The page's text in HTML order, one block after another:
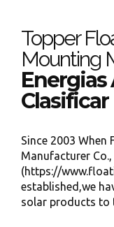
Topper
Mounting
Energias
Clasificar
Since 2003 When
Manufacturer
(https://
established,we
solar products to